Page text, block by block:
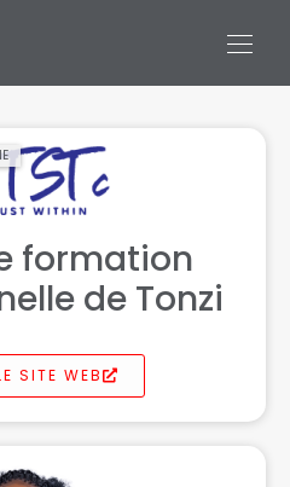
formation
de Tonzi
SITE WEB